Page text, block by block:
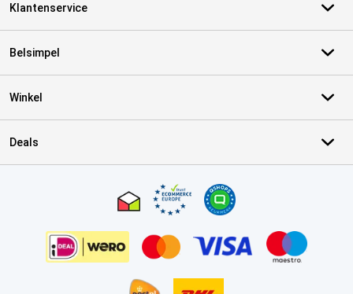
Klantenservice
Belsimpel
Winkel
Deals